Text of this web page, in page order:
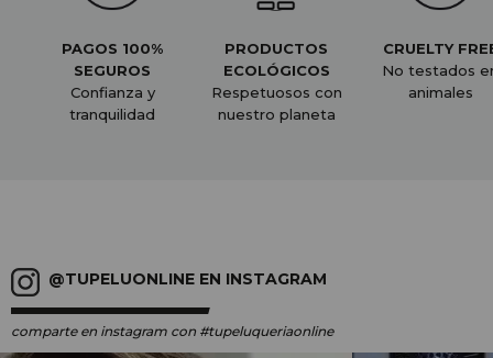
PAGOS 100%
SEGUROS
Confianza y
tranquilidad
PRODUCTOS
ECOLÓGICOS
Respetuosos con
nuestro planeta
CRUELTY
No testados
animales
@TUPELUONLINE EN INSTAGRAM
comparte en instagram con #tupeluqueriaonline